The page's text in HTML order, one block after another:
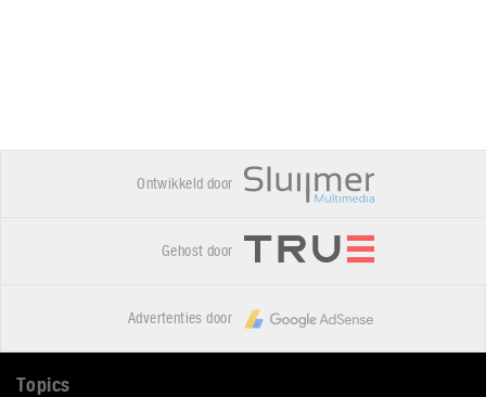
Ontwikkeld door
Gehost door
Advertenties door
Topics